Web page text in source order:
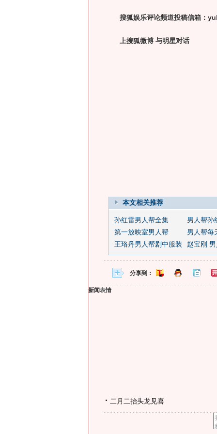
搜狐娱乐评论频道投稿信箱：
上搜狐微博 与明星对话
本文相关推荐
孙红雷男人帮全集
男人帮孙
第一放映室男人帮
男人帮每
王珞丹男人帮剧中服装
赵宝刚
分享到：
新闻表情
二月二抬头龙见喜